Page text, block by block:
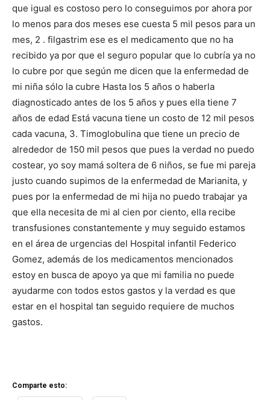
que igual es costoso pero lo conseguimos por ahora por
lo menos para dos meses ese cuesta 5 mil pesos para un
mes, 2 . filgastrim ese es el medicamento que no ha
recibido ya por que el seguro popular que lo cubría ya no
lo cubre por que según me dicen que la enfermedad de
mi niña sólo la cubre Hasta los 5 años o haberla
diagnosticado antes de los 5 años y pues ella tiene 7
años de edad Está vacuna tiene un costo de 12 mil pesos
cada vacuna, 3. Timoglobulina que tiene un precio de
alrededor de 150 mil pesos que pues la verdad no puedo
costear, yo soy mamá soltera de 6 niños, se fue mi pareja
justo cuando supimos de la enfermedad de Marianita, y
pues por la enfermedad de mi hija no puedo trabajar ya
que ella necesita de mi al cien por ciento, ella recibe
transfusiones constantemente y muy seguido estamos
en el área de urgencias del Hospital infantil Federico
Gomez, además de los medicamentos mencionados
estoy en busca de apoyo ya que mi familia no puede
ayudarme con todos estos gastos y la verdad es que
estar en el hospital tan seguido requiere de muchos
gastos.
Comparte esto: